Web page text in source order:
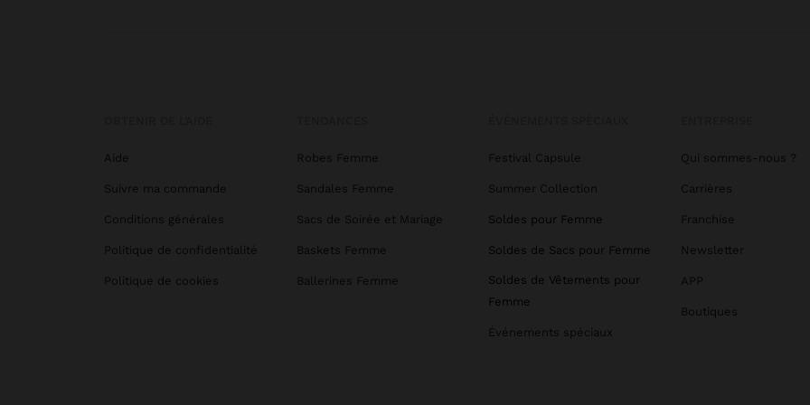
Aide
Suivre ma commande
Conditions générales
Politique de confidentialité
Politique de cookies
Robes Femme
Sandales Femme
Sacs de Soirée et Mariage
Baskets Femme
Ballerines Femme
Festival Capsule
Summer Collection
Soldes pour Femme
Soldes de Sacs pour Femme
Soldes de Vêtements pour
Femme
Événements spéciaux
Qui sommes-nous ?
Carrières
Franchise
Newsletter
APP
Boutiques